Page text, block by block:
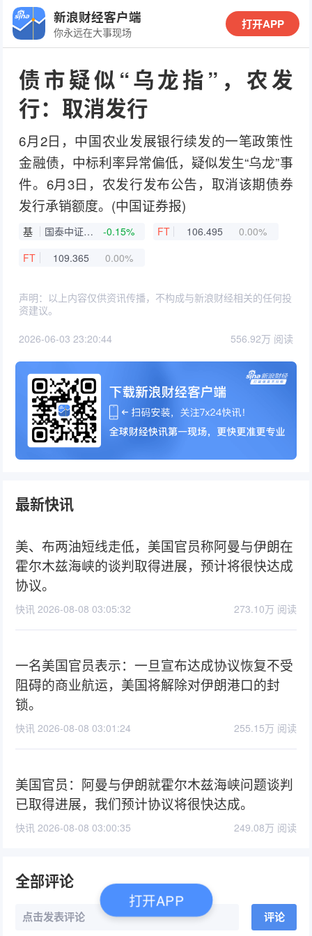
新浪财经客户端
你永远在大事现场
打开APP
债市疑似“乌龙指”，农发
行：取消发行
6月2日，中国农业发展银行续发的一笔政策性
金融债，中标利率异常偏低，疑似发生“乌龙”事
件。6月3日，农发行发布公告，取消该期债券
发行承销额度。(中国证券报)
基 国泰中证畜牧养殖ETF联接A -0.15% FT 106.495
0.00%
FT
109.365 0.00%
声明：以上内容仅供资讯传播，不构成与新浪财经相关的任何投
资建议。
2026-06-03 23:20:44 556.92万 阅读
最新快讯
美、布两油短线走低，美国官员称阿曼与伊朗在
霍尔木兹海峡的谈判取得进展，预计将很快达成
协议。
快讯 2026-08-08 03:05:32 273.10万 阅读
一名美国官员表示：一旦宣布达成协议恢复不受
阻碍的商业航运，美国将解除对伊朗港口的封
锁。
快讯 2026-08-08 03:01:24 255.15万 阅读
美国官员：阿曼与伊朗就霍尔木兹海峡问题谈判
已取得进展，我们预计协议将很快达成。
快讯 2026-08-08 03:00:35 249.08万 阅读
全部评论
点击发表评论 评论
打开APP